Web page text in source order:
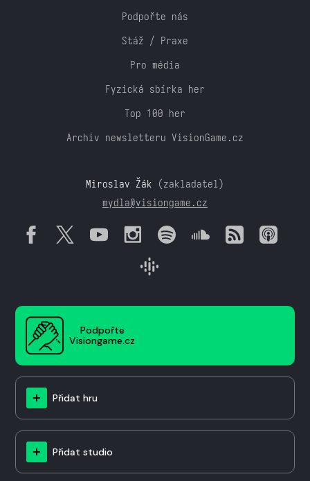
Podpořte nás
Stáž / Praxe
Pro média
Fyzická sbírka her
Top 100 her
Archiv newsletteru VisionGame.cz
Miroslav Žák (zakladatel)
mydla@visiongame.cz
Podpořte
Visiongame.cz
Přidat hru
Přidat studio